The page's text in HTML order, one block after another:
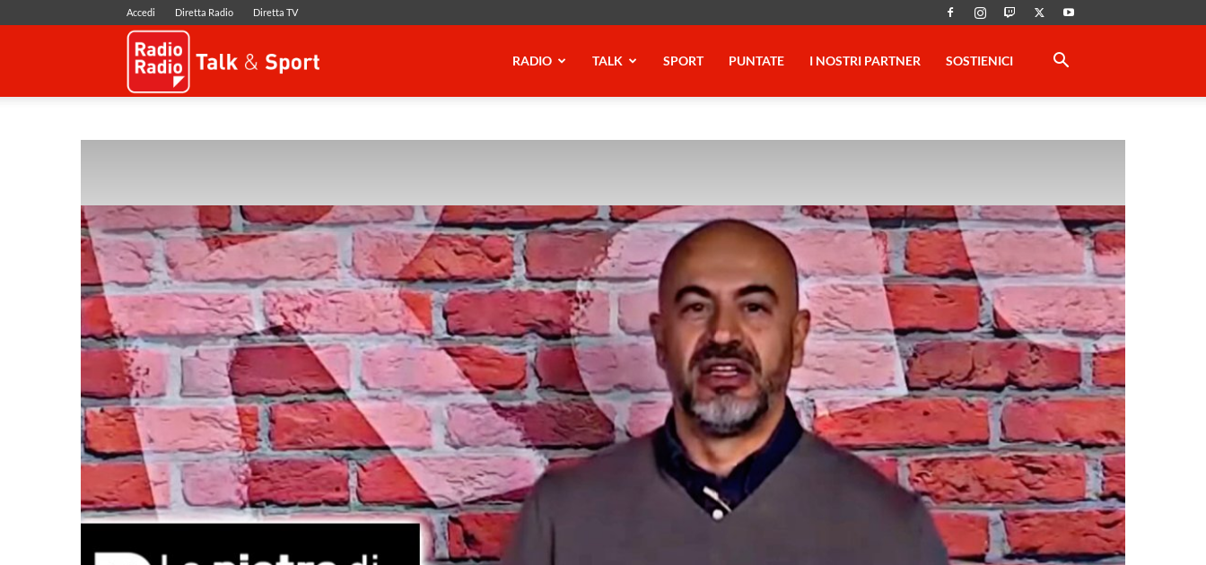
Accedi Diretta Radio Diretta TV
RADIO TALK SPORT PUNTATE I NOSTRI PARTNER SOSTIENICI